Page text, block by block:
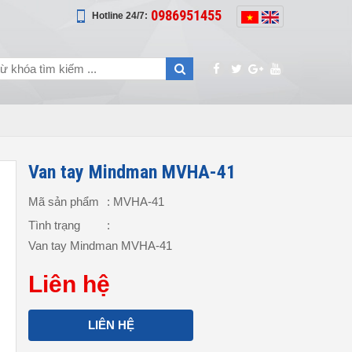
Hotline 24/7: 0986951455
Van tay Mindman MVHA-41
Mã sản phẩm
: MVHA-41
Tình trạng
:
Van tay Mindman MVHA-41
Liên hệ
LIÊN HỆ